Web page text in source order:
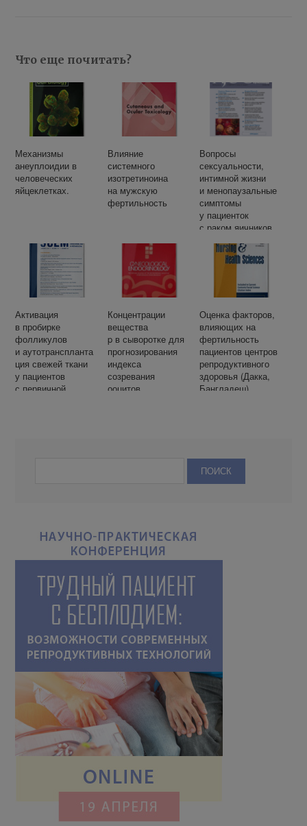
Что еще почитать?
Механизмы
анеуплоидии в
человеческих
яйцеклетках.
Влияние
системного
изотретиноина
на мужскую
фертильность
Вопросы
сексуальности,
интимной жизни
и менопаузальные
симптомы
у пациенток
с раком яичников
Активация
в пробирке
фолликулов
и аутотранспланта
ция свежей ткани
у пациентов
с первичной
Концентрации
вещества
p в сыворотке для
прогнозирования
индекса
созревания
ооцитов
Оценка факторов,
влияющих на
фертильность
пациентов центров
репродуктивного
здоровья (Дакка,
Бангладеш)